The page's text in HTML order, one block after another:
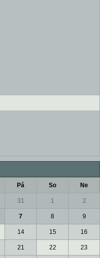
Pá So Ne
31 1 2
7 8 9
14 15 16
21 22 23